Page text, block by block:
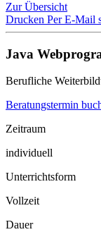
Zur Übersicht
Drucken Per E-Mail
Java
Berufliche
Beratungstermin
Zeitraum
individuell
Unterrichtsform
Vollzeit
Dauer